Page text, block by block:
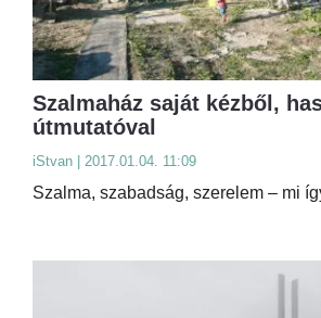
Szalmaház saját kézből,
útmutatóval
iStvan | 2017.01.04. 11:09
Szalma, szabadság, szerelem – mi